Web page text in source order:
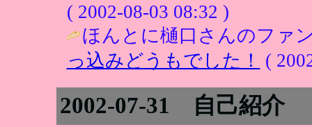
( 2002-08-03 08:32 )
ほんとに樋口さんのファ
っ込みどうもでした！
(
2002-07-31 自己紹介